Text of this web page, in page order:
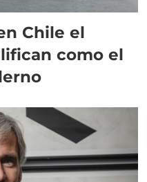
Chile el
como el